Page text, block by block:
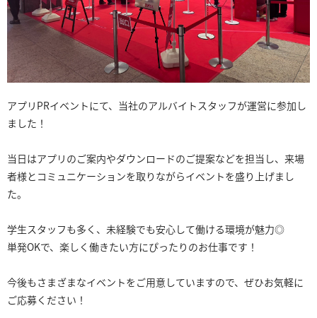
アプリPRイベントにて、当社のアルバイトスタッフが運営に参加し
ました！
当日はアプリのご案内やダウンロードのご提案などを担当し、来場
者様とコミュニケーションを取りながらイベントを盛り上げまし
た。
学生スタッフも多く、未経験でも安心して働ける環境が魅力◎
単発OKで、楽しく働きたい方にぴったりのお仕事です！
今後もさまざまなイベントをご用意していますので、ぜひお気軽に
ご応募ください！